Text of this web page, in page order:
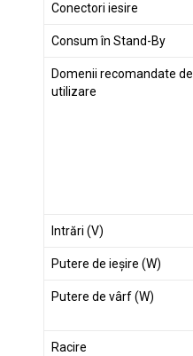
Conectori iesire
Consum în Stand-By
Domenii recomandate de
utilizare
Intrări (V)
Putere de ieșire (W)
Putere de vârf (W)
Racire